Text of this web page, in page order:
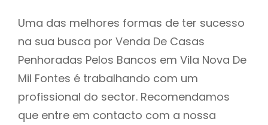
Uma das melhores formas de ter sucesso
na sua busca por Venda De Casas
Penhoradas Pelos Bancos em Vila Nova De
Mil Fontes é trabalhando com um
profissional do sector. Recomendamos
que entre em contacto com a nossa